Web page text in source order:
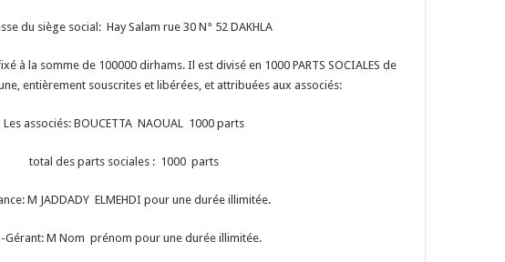
du siège social: Hay Salam rue 30 N° 52 DAKHLA
à la somme de 100000 dirhams. Il est divisé en 1000 PARTS SOCIALES de
entièrement souscrites et libérées, et attribuées aux associés:
Les associés: BOUCETTA NAOUAL 1000 parts
total des parts sociales : 1000 parts
M JADDADY ELMEHDI pour une durée illimitée.
Gérant: M Nom prénom pour une durée illimitée.